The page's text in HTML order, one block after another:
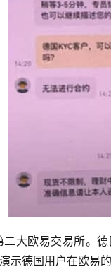
大欧易交易所。
示德国用户在欧易